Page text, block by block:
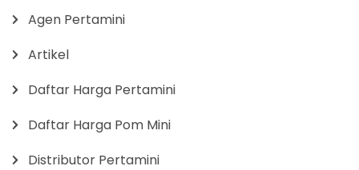
Agen Pertamini
Artikel
Daftar Harga Pertamini
Daftar Harga Pom Mini
Distributor Pertamini